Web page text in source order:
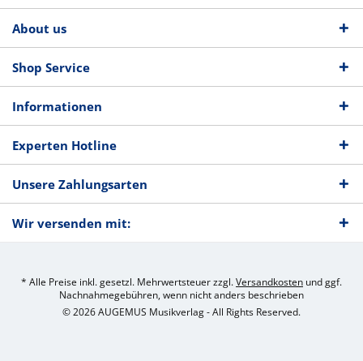
About us
Shop Service
Informationen
Experten Hotline
Unsere Zahlungsarten
Wir versenden mit:
* Alle Preise inkl. gesetzl. Mehrwertsteuer zzgl.Versandkosten und ggf.
Nachnahmegebühren, wenn nicht anders beschrieben
© 2026 AUGEMUS Musikverlag - All Rights Reserved.